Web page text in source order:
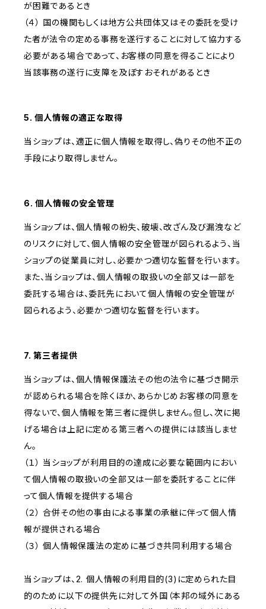
が困難であるとき
（４） 国の機関もしくは地方公共団体又はその委託を受け
た者が法令の定める事務を遂行することに対して協力する
必要がある場合であって、お客様の同意を得ることにより
当該事務の遂行に支障を及ぼすおそれがあるとき
5. 個人情報の適正な取得
当ショップは、適正に個人情報を取得し、偽りその他不正の
手段により取得しません。
6. 個人情報の安全管理
当ショップは、個人情報の紛失、破壊、改ざん及び漏洩など
のリスクに対して、個人情報の安全管理が図られるよう、当
ショップの従業員に対し、必要かつ適切な監督を行います。
また、当ショップは、個人情報の取扱いの全部又は一部を
委託する場合は、委託先において個人情報の安全管理が
図られるよう、必要かつ適切な監督を行います。
7. 第三者提供
当ショップは、個人情報保護法その他の法令に基づき開示
が認められる場合を除くほか、あらかじめお客様の同意を
得ないで、個人情報を第三者に提供しません。但し、次に掲
げる場合は上記に定める第三者への提供には該当しませ
ん。
（１） 当ショップが利用目的の達成に必要な範囲内におい
て個人情報の取扱いの全部又は一部を委託することに伴
って個人情報を提供する場合
（２） 合併その他の事由による事業の承継に伴って個人情
報が提供される場合
（３） 個人情報保護法の定めに基づき共同利用する場合
当ショップは、2. 個人情報の利用目的(3)に定められた目
的のために以下の提供先に対して外国（本邦の域外にある